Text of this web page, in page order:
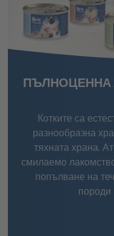
ПЪЛНОЦЕННА
Котките са
разнообразна
тяхната храна.
смилаемо
попълване на
породи